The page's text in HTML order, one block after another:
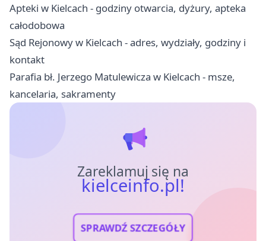
Apteki w Kielcach - godziny otwarcia, dyżury, apteka
całodobowa
Sąd Rejonowy w Kielcach - adres, wydziały, godziny i
kontakt
Parafia bł. Jerzego Matulewicza w Kielcach - msze,
kancelaria, sakramenty
Zareklamuj się na
kielceinfo.pl!
SPRAWDŹ SZCZEGÓŁY